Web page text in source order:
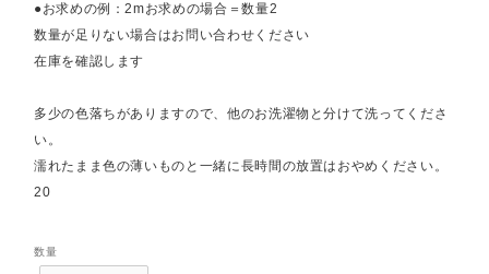
●お求めの例：2mお求めの場合＝数量2
数量が足りない場合はお問い合わせください
在庫を確認します
多少の色落ちがありますので、他のお洗濯物と分けて洗ってくださ
い。
濡れたまま色の薄いものと一緒に長時間の放置はおやめください。
20
数量